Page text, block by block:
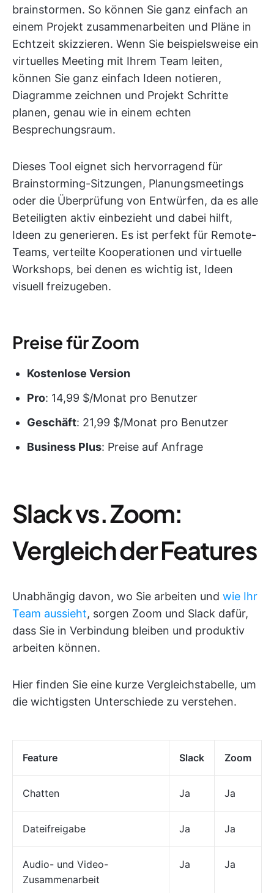
brainstormen. So können Sie ganz einfach an
einem Projekt zusammenarbeiten und Pläne in
Echtzeit skizzieren. Wenn Sie beispielsweise ein
virtuelles Meeting mit Ihrem Team leiten,
können Sie ganz einfach Ideen notieren,
Diagramme zeichnen und Projekt Schritte
planen, genau wie in einem echten
Besprechungsraum.
Dieses Tool eignet sich hervorragend für
Brainstorming-Sitzungen, Planungsmeetings
oder die Überprüfung von Entwürfen, da es alle
Beteiligten aktiv einbezieht und dabei hilft,
Ideen zu generieren. Es ist perfekt für Remote-
Teams, verteilte Kooperationen und virtuelle
Workshops, bei denen es wichtig ist, Ideen
visuell freizugeben.
Preise für Zoom
Kostenlose Version
Pro: 14,99 $/Monat pro Benutzer
Geschäft: 21,99 $/Monat pro Benutzer
Business Plus: Preise auf Anfrage
Slack vs. Zoom:
Vergleich der Features
Unabhängig davon, wo Sie arbeiten und wie Ihr
Team aussieht, sorgen Zoom und Slack dafür,
dass Sie in Verbindung bleiben und produktiv
arbeiten können.
Hier finden Sie eine kurze Vergleichstabelle, um
die wichtigsten Unterschiede zu verstehen.
Feature Slack Zoom
Chatten Ja Ja
Dateifreigabe Ja Ja
Audio- und Video-
Zusammenarbeit
Ja Ja